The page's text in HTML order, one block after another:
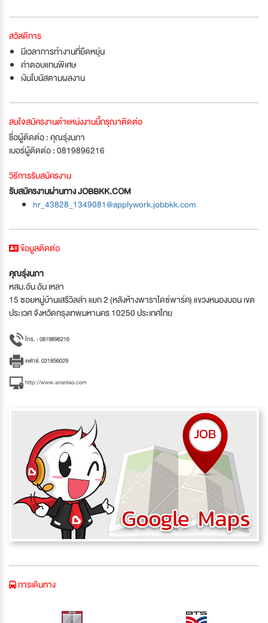
สวัสดิการ
มีเวลาการทำงานที่ยืดหยุ่น
ค่าตอบแทนพิเศษ
เงินโบนัสตามผลงาน
สนใจสมัครงานตำแหน่งงานนี้กรุณาติดต่อ
ชื่อผู้ติดต่อ : คุณรุ่งนภา
เบอร์ผู้ติดต่อ : 0819896216
วิธีการรับสมัครงาน
รับสมัครงานผ่านทาง JOBBKK.COM
hr_43828_1349081@applywork.jobbkk.com
ข้อมูลติดต่อ
คุณรุ่งนภา
หสม.อัน อัน เหลา
15 ซอยหมู่บ้านเสรีวิลล่า แยก 2 (หลังห้างพาราไดซ์พาร์ค) แขวงหนองบอน เขต
ประเวศ จังหวัดกรุงเทพมหานคร 10250 ประเทศไทย
โทร. : 0819896216
แฟกซ์. 021856029
http://www.ananlao.com
การเดินทาง